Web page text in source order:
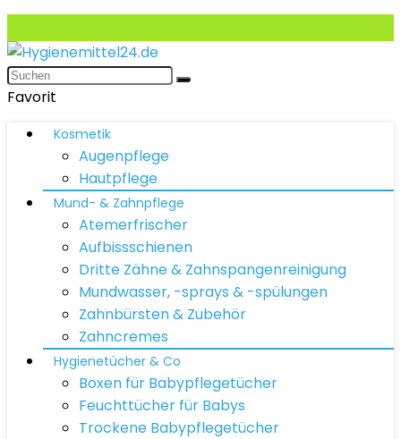
Favorit
Kosmetik
Augenpflege
Hautpflege
Mund- & Zahnpflege
Atemerfrischer
Aufbissschienen
Dritte Zähne & Zahnspangenreinigung
Mundwasser, -sprays & -spülungen
Zahnbürsten & Zubehör
Zahncremes
Hygienetücher & Co
Boxen für Babypflegetücher
Feuchttücher für Babys
Trockene Babypflegetücher